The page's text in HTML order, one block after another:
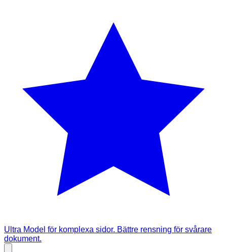
Ultra Model för komplexa sidor. Bättre rensning för svårare
dokument.